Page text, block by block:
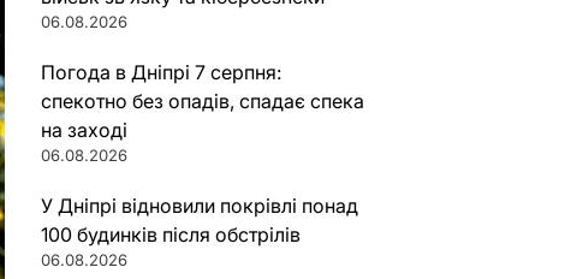
06.08.2026
Погода в Дніпрі 7 серпня:
спекотно без опадів, спадає спека
на заході
06.08.2026
У Дніпрі відновили покрівлі понад
100 будинків після обстрілів
06.08.2026